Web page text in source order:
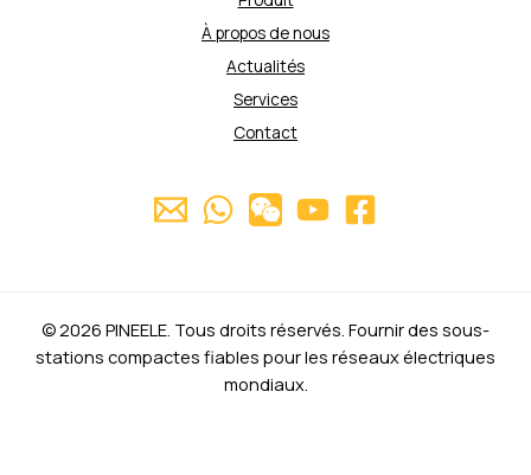
À propos de nous
Actualités
Services
Contact
© 2026 PINEELE. Tous droits réservés. Fournir des sous-
stations compactes fiables pour les réseaux électriques
mondiaux.